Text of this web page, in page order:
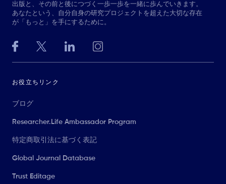
出版と、その前と後につづく一歩一歩を一緒に歩んでいきます。
あなたという、自分自身の研究プロジェクトを超えた大切な存在
が「もっと」を手にするために。
お役立ちリンク
ブログ
Researcher.Life Ambassador Program
特定商取引法に基づく表記
Global Journal Database
Trust Editage